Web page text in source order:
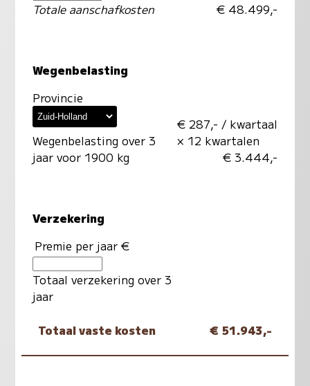
Totale aanschafkosten € 48.499,-
Wegenbelasting
Provincie
Wegenbelasting over 3
jaar voor 1900 kg
€ 287,- / kwartaal
× 12 kwartalen
€ 3.444,-
Verzekering
Premie per jaar €
Totaal verzekering over 3
jaar
Totaal vaste kosten € 51.943,-